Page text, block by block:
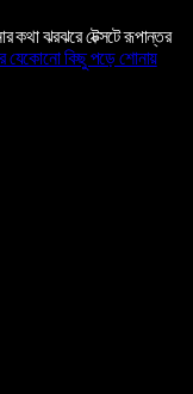
কথা ঝরঝরে টেক্সটে রূপান্তর
যেকোনো কিছু পড়ে শোনায়